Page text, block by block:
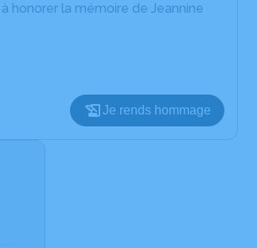
honorer la mémoire de Jeannine
Je rends hommage